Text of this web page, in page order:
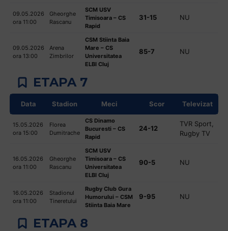
09.05.2026
ora 11:00
Gheorghe
Rascanu
SCM USV
Timisoara – CS
Rapid
31-15 NU
09.05.2026
ora 13:00
Arena
Zimbrilor
CSM Stiinta Baia
Mare – CS
Universitatea
ELBI Cluj
85-7 NU
ETAPA 7
Data Stadion Meci Scor Televizat
15.05.2026
ora 15:00
Florea
Dumitrache
CS Dinamo
Bucuresti – CS
Rapid
24-12
TVR Sport,
Rugby TV
16.05.2026
ora 11:00
Gheorghe
Rascanu
SCM USV
Timisoara – CS
Universitatea
ELBI Cluj
90-5 NU
16.05.2026
ora 11:00
Stadionul
Tineretului
Rugby Club Gura
Humorului – CSM
Stiinta Baia Mare
9-95 NU
ETAPA 8